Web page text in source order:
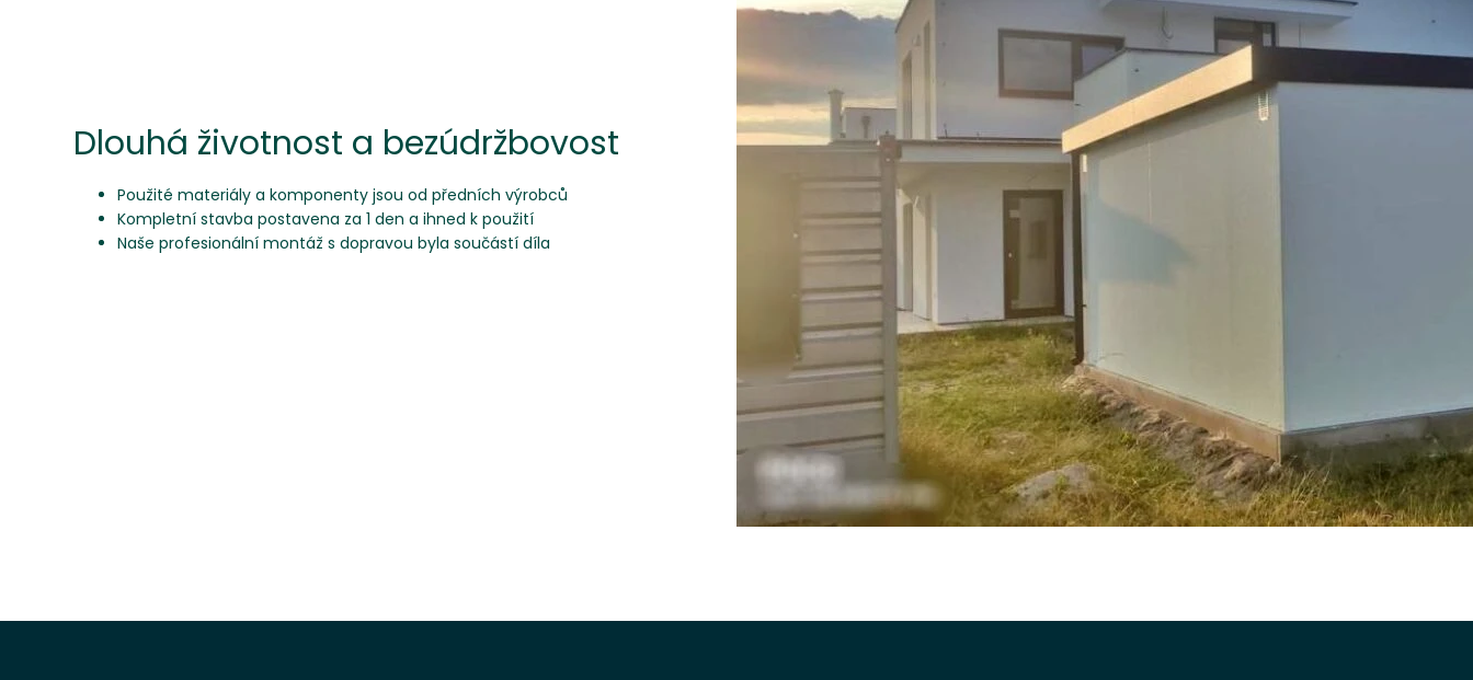
Dlouhá životnost a bezúdržbovost
Použité materiály a komponenty jsou od předních výrobců
Kompletní stavba postavena za 1 den a ihned k použití
Naše profesionální montáž s dopravou byla součástí díla